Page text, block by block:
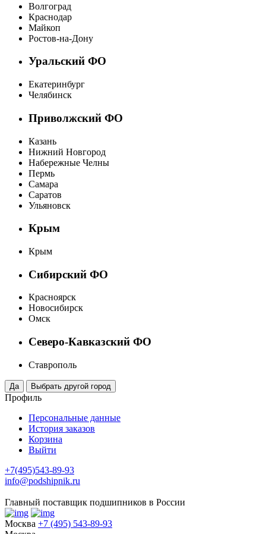
Волгоград
Краснодар
Майкоп
Ростов-на-Дону
Уральский ФО
Екатеринбург
Челябинск
Приволжский ФО
Казань
Нижний Новгород
Набережные Челны
Пермь
Самара
Саратов
Ульяновск
Крым
Крым
Сибирский ФО
Красноярск
Новосибирск
Омск
Северо-Кавказский ФО
Ставрополь
Профиль
Персональные данные
История заказов
Корзина
Выйти
+7(495)543-89-93
info@podshipnik.ru
Главный поставщик подшипников в России
Москва +7 (495) 543-89-93